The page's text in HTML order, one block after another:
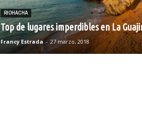
RIOHACHA
Top de lugares imperdibles en La
Francy Estrada - 27 marzo, 2018